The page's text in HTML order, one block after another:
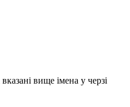
вище імена у черзі